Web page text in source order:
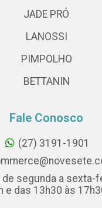
JADE PRÓ
LANOSSI
PIMPOLHO
BETTANIN
Fale Conosco
(27) 3191-1901
segunda a sexta-
e das 13h30 às